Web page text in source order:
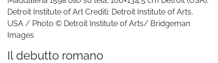
Detroit Institute of Art Crediti: Detroit Institute of Arts,
USA / Photo © Detroit Institute of Arts/ Bridgeman
Images
Il debutto romano